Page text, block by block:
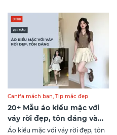
giúp bạn khám phá tất tần tật về
áo polo. Đọc ngay bài viết thôi
nào!
Canifa mách bạn, Tip mặc đẹp
20+ Mẫu áo kiểu mặc với
váy rời đẹp, tôn dáng và
dễ phối nhất
Áo kiểu mặc với váy rời đẹp, tôn